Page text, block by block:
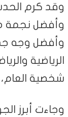
وقد كرم
وأفضل نجمة
وأفضل وجه
الرياضية
شخصية العام،
وجاءت أبرز